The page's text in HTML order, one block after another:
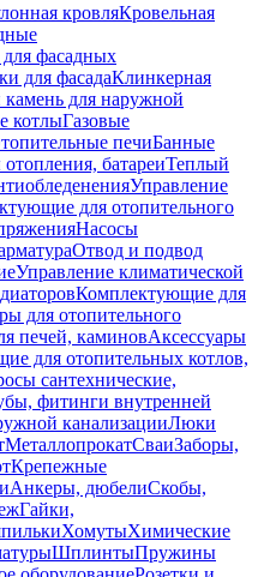
кровляКровельная
фасадных
для фасадаКлинкерная
для наружной
котлыГазовые
печиБанные
батареиТеплый
Управление
для отопительного
Насосы
Отвод и подвод
Управление климатической
Комплектующие для
для отопительного
печей, каминовАксессуары
для отопительных котлов,
сантехнические,
фитинги внутренней
канализацииЛюки
МеталлопрокатСваиЗаборы,
Крепежные
Анкеры, дюбелиСкобы,
Гайки,
ХомутыХимические
ШплинтыПружины